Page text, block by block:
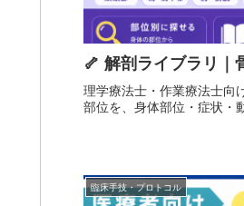
🦴 解剖ライブラリ｜
理学療法士・作業療法士向
部位を、身体部位・症状・
臨床手技・プロトコル